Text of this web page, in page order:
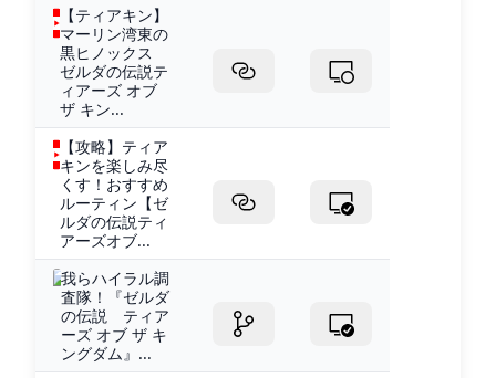
【ティアキン】
マーリン湾東の
黒ヒノックス
ゼルダの伝説テ
ィアーズ オブ
ザ キン...
【攻略】ティア
キンを楽しみ尽
くす！おすすめ
ルーティン【ゼ
ルダの伝説ティ
アーズオブ...
我らハイラル調
査隊！『ゼルダ
の伝説 ティア
ーズ オブ ザ キ
ングダム』...